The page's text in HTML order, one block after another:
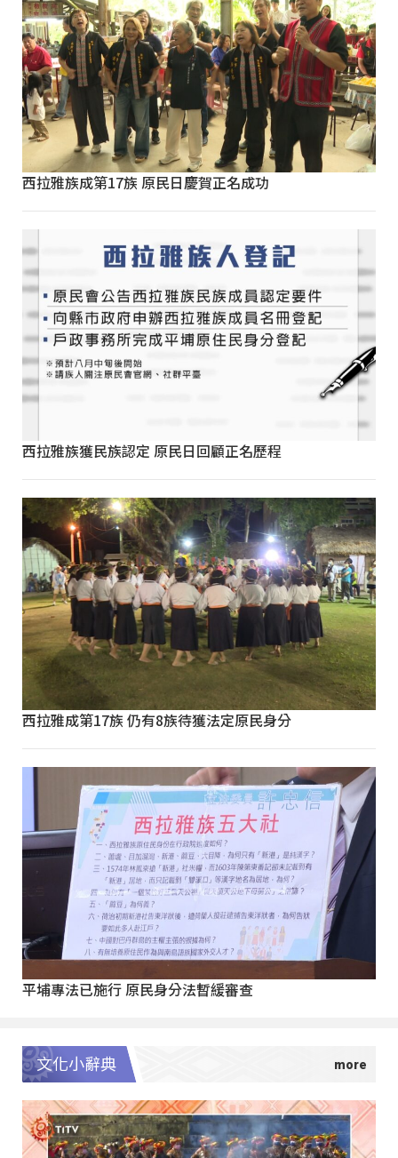
西拉雅族成第17族 原民日慶賀正名成功
西拉雅族獲民族認定 原民日回顧正名歷程
西拉雅成第17族 仍有8族待獲法定原民身分
平埔專法已施行 原民身分法暫緩審查
文化小辭典